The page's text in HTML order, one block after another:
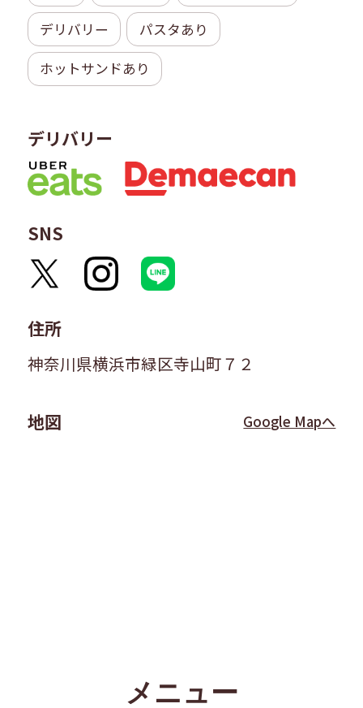
デリバリー パスタあり
ホットサンドあり
デリバリー
SNS
住所
神奈川県横浜市緑区寺山町７２
地図 Google Mapへ
メニュー